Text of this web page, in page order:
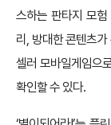
스하는 판타지 모
리, 방대한 콘텐츠
셀러 모바일게임으
확인할 수 있다.